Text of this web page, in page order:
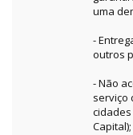
uma
-
outros
- Não
serviço
cidades
Capital);